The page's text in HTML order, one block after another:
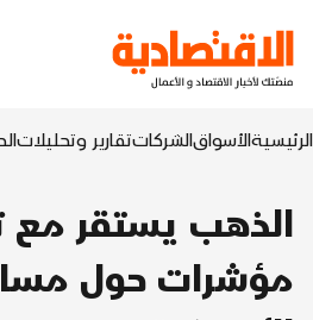
الرئيسيةالأسواقالشركاتتقارير وتحليلات
الذهب يستقر مع
مؤشرات حول مسار